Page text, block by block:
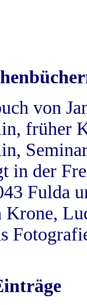
von
früher
in der
Fulda
Krone,